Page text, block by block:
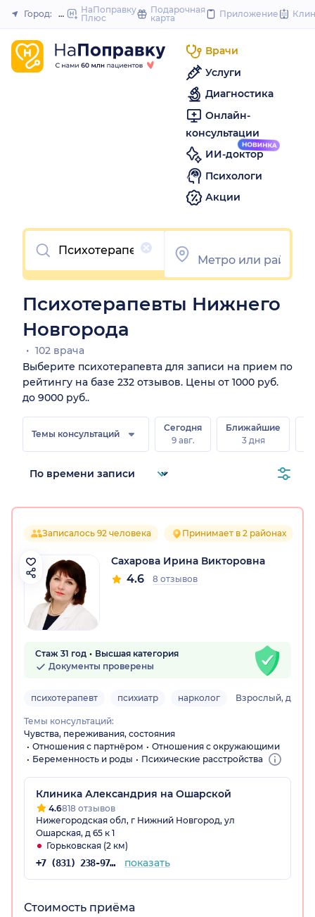
to
Закрыть
Город: Нижний Новгород
НаПоправку
Плюс
Подарочная
карта
Приложение
Врачи
Услуги
Диагностика
Онлайн-
консультации
ИИ-доктор
Психологи
Акции
Очистить
Психотерапевты Нижнего
Новгорода
102 врача
Выберите психотерапевта для записи на прием по
рейтингу на базе 232 отзывов. Цены от 1000 руб.
до 9000 руб..
Темы консультаций
Сегодня
9 авг.
Ближайшие
3 дня
Записалось 92 человека Принимает в 2 районах
Сахарова Ирина Викторовна
4.6 8 отзывов
Стаж 31 год
Высшая категория
Документы проверены
психотерапевт психиатр нарколог Взрослый,
Темы консультаций:
Чувства, переживания, состояния
Отношения с партнёром
Отношения с окружающими
Беременность и роды
Психические расстройства
Клиника Александрия на Ошарской
4.6818 отзывов
Нижегородская обл, г Нижний Новгород, ул
Ошарская, д 65 к 1
Горьковская (2 км)
+7 (831) 238-97-02 показать
Стоимость приёма